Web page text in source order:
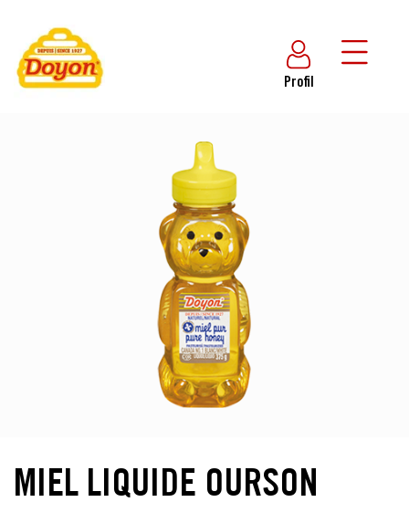
Profil
MIEL LIQUIDE OURSON